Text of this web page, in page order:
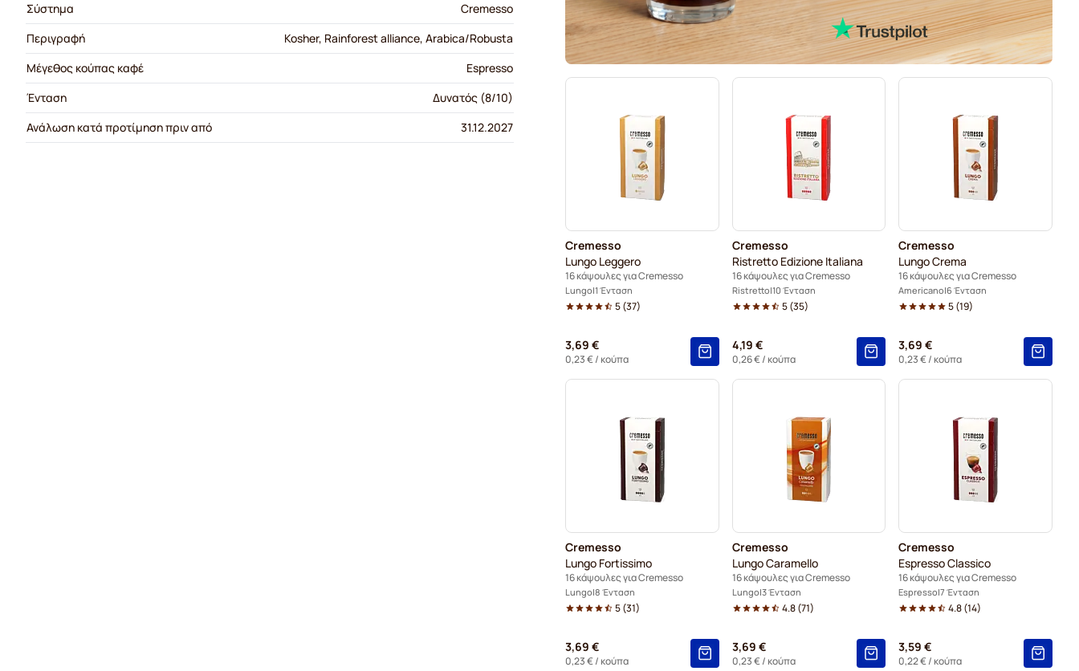
Cremesso
Lungo Leggero
16 κάψουλες για Cremesso
Lungo 1 Ένταση
5(37)
3,69 €
0,23 €/ κούπα
Cremesso
Ristretto Edizione Italiana
16 κάψουλες για Cremesso
Ristretto 10 Ένταση
5(35)
4,19 €
0,26 €/ κούπα
Cremesso
Lungo Crema
16 κάψουλες για Cremesso
Americano 6 Ένταση
5(19)
3,69 €
0,23 €/ κούπα
Cremesso
Lungo Fortissimo
16 κάψουλες για Cremesso
Lungo 8 Ένταση
5(31)
3,69 €
0,23 €/ κούπα
Cremesso
Lungo Caramello
16 κάψουλες για Cremesso
Lungo 3 Ένταση
4.8(71)
3,69 €
0,23 €/ κούπα
Cremesso
Espresso Classico
16 κάψουλες για Cremesso
Espresso 7 Ένταση
4.8(14)
3,59 €
0,22 €/ κούπα
Σύστημα
Cremesso
Περιγραφή
Kosher, Rainforest alliance, Arabica/Robusta
Μέγεθος κούπας καφέ
Espresso
Ένταση
Δυνατός (8/10)
Ανάλωση κατά προτίμηση πριν από
31.12.2027